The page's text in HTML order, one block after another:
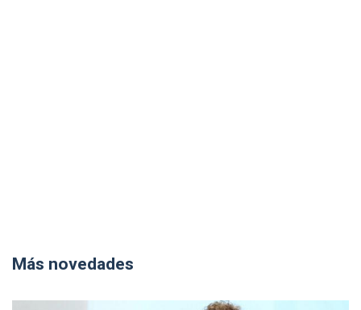
Más novedades